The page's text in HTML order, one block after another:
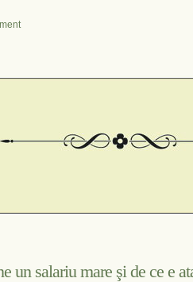
un salariu mare şi de ce e